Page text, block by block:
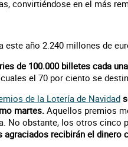
convirtiéndose en el más
este año 2.240 millones de
de 100.000 billetes cada
el 70 por ciento se
de la Lotería de Navidad
martes. Aquellos premios
No obstante, los otros cinco
agraciados recibirán el dinero